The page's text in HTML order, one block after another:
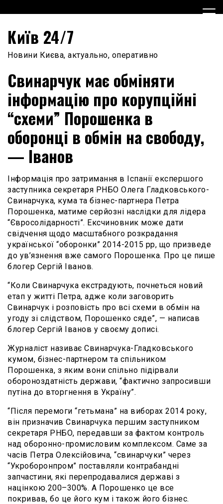
to
Київ 24/7
Новини Києва, актуально, оперативно
Свинарчук має обміняти
інформацію про корупційні
“схеми” Порошенка в
оборонці в обмін на свободу,
— Іванов
Інформація про затримання в Іспанії експершого
заступника секретаря РНБО Олега Гладковського-
Свинарчука, кума та бізнес-партнера Петра
Порошенка, матиме серйозні наслідки для лідера
“Євросолідарності”. Ексчиновник може дати
свідчення щодо масштабного розкрадання
української “оборонки” 2014-2015 рр, що призведе
до ув’язнення вже самого Порошенка. Про це пише
блогер Сергій Іванов.
“Коли Свинарчука екстрадують, почнеться новий
етап у житті Петра, адже коли заговорить
Свинарчук і розповість про всі схеми в обмін на
угоду зі слідством, Порошенко сяде”, — написав
блогер Сергій Іванов у своєму дописі.
Журналіст називає Свинарчука-Гладковського
кумом, бізнес-партнером та спільником
Порошенка, з яким вони спільно підірвали
обороноздатність держави, “фактично запросивши
путіна до вторгнення в Україну”.
“Після перемоги “гетьмана” на виборах 2014 року,
він призначив Свинарчука першим заступником
секретаря РНБО, передавши за фактом контроль
над оборонно-промисловим комплексом. Саме за
часів Петра Олексійовича, “свинарчуки” через
“Укроборонпром” поставляли контрабандні
запчастини, які перепродавалися державі з
націнкою 200–300%. А Порошенко це все
покривав, бо це його кум і також його бізнес.